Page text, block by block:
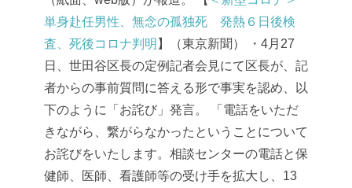
単身赴任男性、無念の孤独死 発熱６日後検
査、死後コロナ判明 】（東京新聞）
・4月27
日、世田谷区長の定例記者会見にて区長が、記
者からの事前質問に答える形で事実を認め、以
下のように「お詫び」発言。
「電話をいただ
きながら、繋がらなかったということについて
お詫びをいたします。相談センターの電話と保
健師、医師、看護師等の受け手を拡大し、13